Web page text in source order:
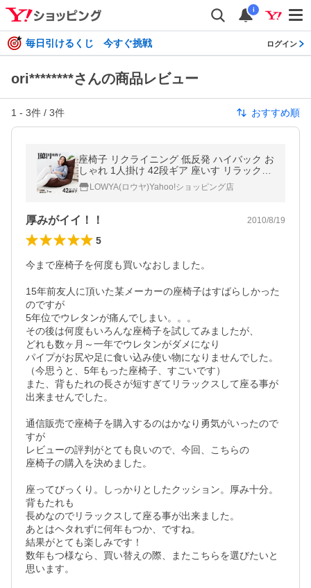
i
毎日引けるくじ 今すぐ挑戦 ログイン
ori********さんの商品レビュー
1 - 3件 / 3件 おすすめ順
座椅子 リクライニング 低反発 ハイバック お
しゃれ 1人掛け 42段ギア 座いす リラックス
フロアチェア 在宅 テレワーク 一人暮らし 座
イス こたつ コタツ
LOWYA(ロウヤ)Yahoo!ショッピング店
厚みがイイ！！ 2010/8/19
5
今まで座椅子を何度も買いなおしました。
15年前友人に頂いた某メーカーの座椅子はすばらしかった
のですが
5年位でウレタンが痛んでしまい。。。
その後は何度もいろんな座椅子を試してみましたが、
どれも数ヶ月～一年でウレタンがダメになり
パイプがお尻や足に食い込み使い物になりませんでした。
（今思うと、5年もった座椅子、すごいです）
また、背もたれの長さが短すぎてリラックスして座る事が
出来ませんでした。
通信販売で座椅子を購入するのはかなり勇気がいったので
すが
レビューの評判がとても良いので、今回、こちらの
座椅子の購入を決めました。
座ってびっくり。しっかりとしたクッション。厚み十分。
背もたれも
長めなのでリラックスして座る事が出来ました。
あとはヘタれずに何年もつか、ですね。
結果がとても楽しみです！
数年もつ様なら、買い替えの際、またこちらを選びたいと
思います。